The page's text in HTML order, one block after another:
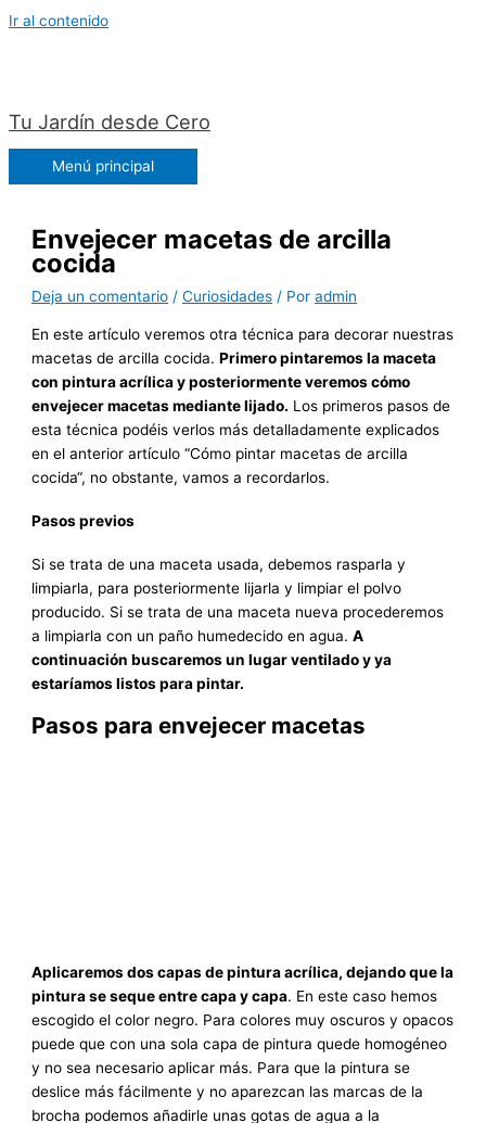
Ir al contenido
Tu Jardín desde Cero
Menú principal
Envejecer macetas de arcilla
cocida
Deja un comentario /Curiosidades / Poradmin
En este artículo veremos otra técnica para decorar nuestras
macetas de arcilla cocida.Primero pintaremos la maceta
con pintura acrílica y posteriormente veremos cómo
envejecer macetas mediante lijado. Los primeros pasos de
esta técnica podéis verlos más detalladamente explicados
en el anterior artículo “Cómo pintar macetas de arcilla
cocida“, no obstante, vamos a recordarlos.
Pasos previos
Si se trata de una maceta usada, debemos rasparla y
limpiarla, para posteriormente lijarla y limpiar el polvo
producido. Si se trata de una maceta nueva procederemos
a limpiarla con un paño humedecido en agua.A
continuación buscaremos un lugar ventilado y ya
estaríamos listos para pintar.
Pasos para envejecer macetas
Aplicaremos dos capas de pintura acrílica, dejando que la
pintura se seque entre capa y capa. En este caso hemos
escogido el color negro. Para colores muy oscuros y opacos
puede que con una sola capa de pintura quede homogéneo
y no sea necesario aplicar más. Para que la pintura se
deslice más fácilmente y no aparezcan las marcas de la
brocha podemos añadirle unas gotas de agua a la